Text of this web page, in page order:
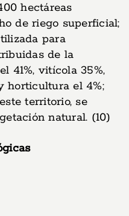
hectáreas
de riego superficial;
para
de la
41%, vitícola 35%,
horticultura el 4%;
territorio, se
natural. (10)